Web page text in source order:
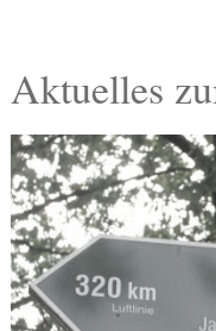
Verkehr
Gesundheit
Kultur
Sport
Termine
Kostenlos
Aktuelles